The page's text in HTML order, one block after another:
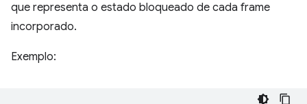
que representa o estado bloqueado de cada frame
incorporado.
Exemplo: